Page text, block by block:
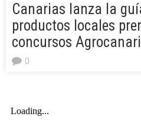
Canarias lanza la
productos locales
concursos
0